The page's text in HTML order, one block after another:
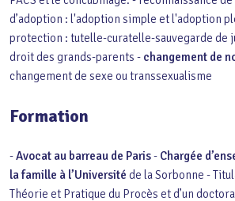
d’adoption : l'adoption simple et l'adoption
protection : tutelle-curatelle-sauvegarde de
droit des grands-parents - changement de
changement de sexe ou transsexualisme
Formation
-Avocat au barreau de Paris- Chargée
la famille à l’Université de la Sorbonne -
Théorie et Pratique du Procès et d’un